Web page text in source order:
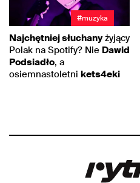
#muzyka
Najchętniej słuchanyżyjący
Polak na Spotify? Nie Dawid
Podsiadło, a
osiemnastoletni kets4eki